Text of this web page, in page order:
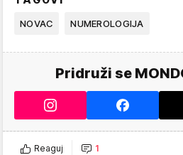
NOVAC NUMEROLOGIJA
Pridruži se
Reaguj 1